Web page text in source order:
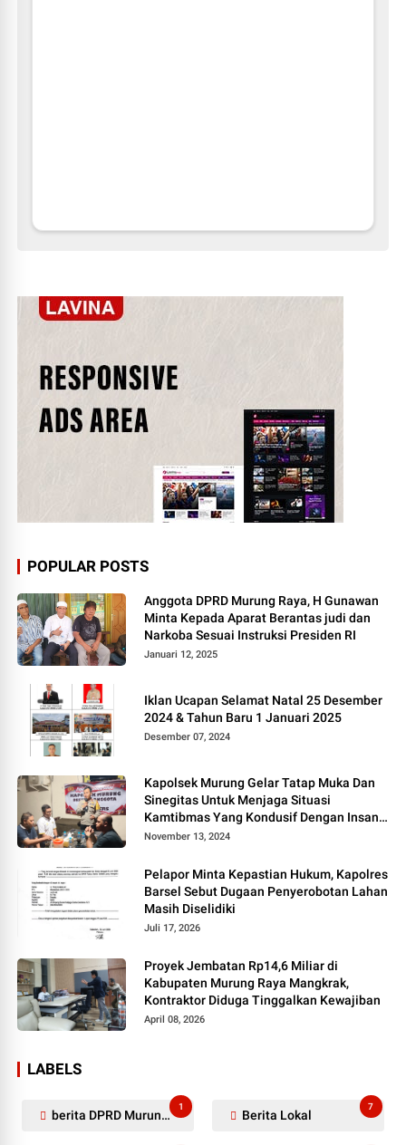
POPULAR POSTS
Anggota DPRD Murung Raya, H Gunawan
Minta Kepada Aparat Berantas judi dan
Narkoba Sesuai Instruksi Presiden RI
Januari 12, 2025
Iklan Ucapan Selamat Natal 25 Desember
2024 & Tahun Baru 1 Januari 2025
Desember 07, 2024
Kapolsek Murung Gelar Tatap Muka Dan
Sinegitas Untuk Menjaga Situasi
Kamtibmas Yang Kondusif Dengan Insan
Pers
November 13, 2024
Pelapor Minta Kepastian Hukum, Kapolres
Barsel Sebut Dugaan Penyerobotan Lahan
Masih Diselidiki
Juli 17, 2026
Proyek Jembatan Rp14,6 Miliar di
Kabupaten Murung Raya Mangkrak,
Kontraktor Diduga Tinggalkan Kewajiban
April 08, 2026
LABELS
berita DPRD Murung Raya
1
Berita Lokal
7